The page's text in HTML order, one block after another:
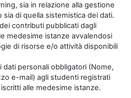
sia in relazione alla gestione
sia di quella sistemistica dei dati.
contributi pubblicati dagli
medesime istanze avvalendosi
di risorse e/o attività disponibili
dati personali obbligatori (Nome,
e-mail) agli studenti registrati
alle medesime istanze.